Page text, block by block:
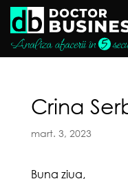
Crina
mart. 3, 2023
Buna ziua,